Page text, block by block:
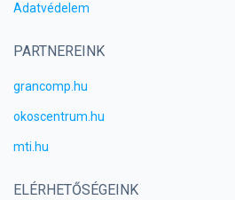
Adatvédelem
PARTNEREINK
grancomp.hu
okoscentrum.hu
mti.hu
ELÉRHETŐSÉGEINK